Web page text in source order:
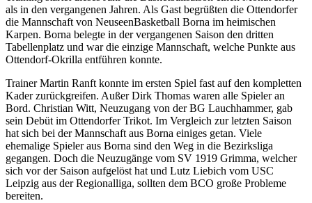
als in den vergangenen Jahren. Als Gast begrüßten die Ottendorfer
die Mannschaft von NeuseenBasketball Borna im heimischen
Karpen. Borna belegte in der vergangenen Saison den dritten
Tabellenplatz und war die einzige Mannschaft, welche Punkte aus
Ottendorf-Okrilla entführen konnte.
Trainer Martin Ranft konnte im ersten Spiel fast auf den kompletten
Kader zurückgreifen. Außer Dirk Thomas waren alle Spieler an
Bord. Christian Witt, Neuzugang von der BG Lauchhammer, gab
sein Debüt im Ottendorfer Trikot. Im Vergleich zur letzten Saison
hat sich bei der Mannschaft aus Borna einiges getan. Viele
ehemalige Spieler aus Borna sind den Weg in die Bezirksliga
gegangen. Doch die Neuzugänge vom SV 1919 Grimma, welcher
sich vor der Saison aufgelöst hat und Lutz Liebich vom USC
Leipzig aus der Regionalliga, sollten dem BCO große Probleme
bereiten.